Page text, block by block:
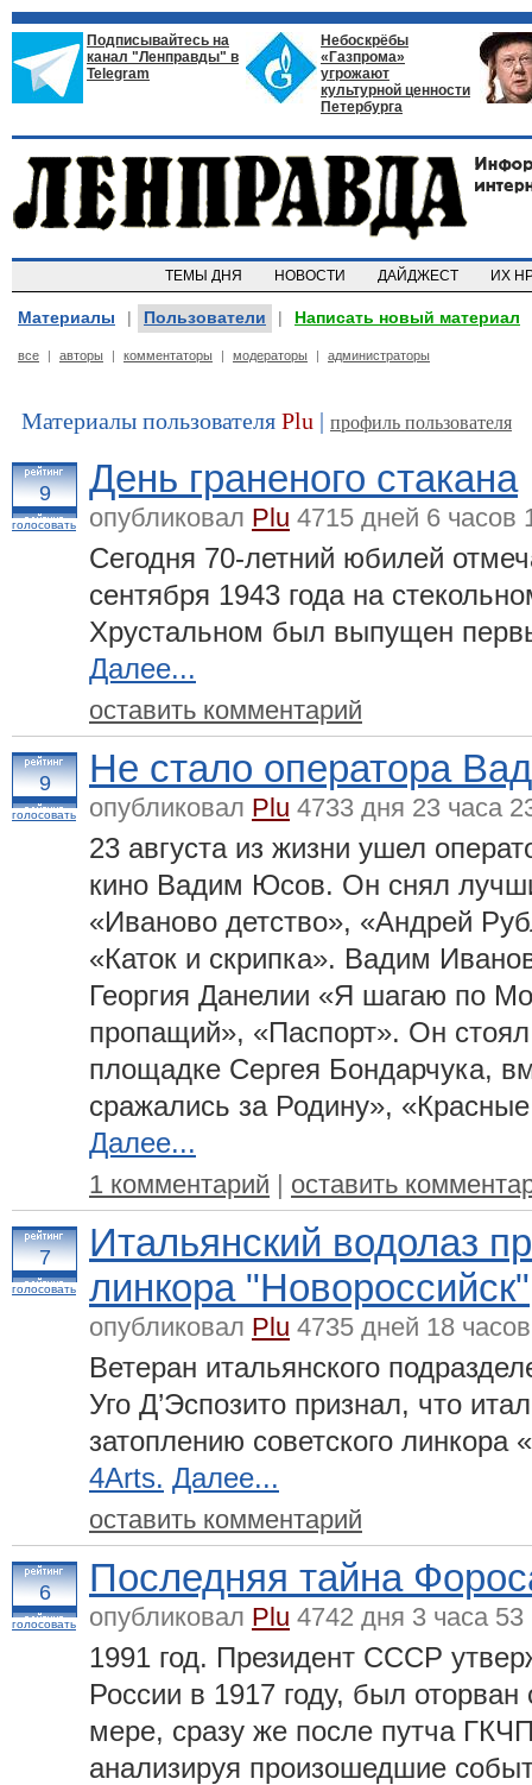
Подписывайтесь на
канал "Ленправды" в
Telegram
Небоскрёбы
«Газпрома»
угрожают
культурной ценности
Петербурга
ТЕМЫ ДНЯ НОВОСТИ ДАЙДЖЕСТ ИХ
Материалы | Пользователи | Написать новый материал
все | авторы | комментаторы | модераторы | администраторы
Материалы пользователя Plu | профиль пользователя
9
голосовать
День граненого стакана
опубликовал Plu 4715 дней 6 часов
Сегодня 70-летний юбилей
сентября 1943 года на
Хрустальном был выпущен
Далее...
оставить комментарий
9
голосовать
Не стало оператора
опубликовал Plu 4733 дня 23 часа
23 августа из жизни ушел
кино Вадим Юсов. Он снял
«Иваново детство», «Андрей
«Каток и скрипка». Вадим
Георгия Данелии «Я шагаю по
пропащий», «Паспорт». Он
площадке Сергея Бондарчука,
сражались за Родину»,
Далее...
1 комментарий | оставить
7
голосовать
Итальянский водолаз
линкора "Новороссийск"
опубликовал Plu 4735 дней 18
Ветеран итальянского
Уго Д’Эспозито признал, что
затоплению советского линкора
4Arts. Далее...
оставить комментарий
6
голосовать
Последняя тайна
опубликовал Plu 4742 дня 3 часа
1991 год. Президент СССР
России в 1917 году, был
мере, сразу же после путча
анализируя произошедшие